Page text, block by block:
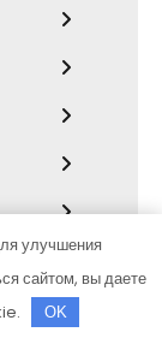
улучшения
сайтом, вы даете
OK